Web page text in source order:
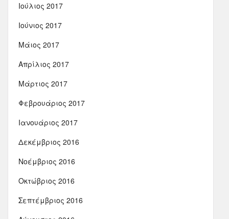
Ιούλιος 2017
Ιούνιος 2017
Μάιος 2017
Απρίλιος 2017
Μάρτιος 2017
Φεβρουάριος 2017
Ιανουάριος 2017
Δεκέμβριος 2016
Νοέμβριος 2016
Οκτώβριος 2016
Σεπτέμβριος 2016